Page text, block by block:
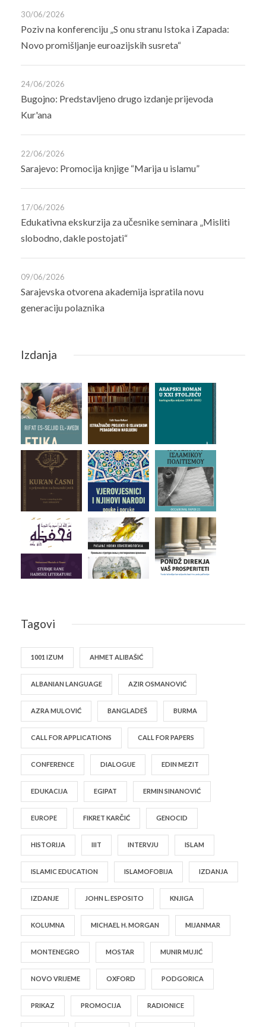
30/06/2026
Poziv na konferenciju „S onu stranu Istoka i Zapada:
Novo promišljanje euroazijskih susreta“
24/06/2026
Bugojno: Predstavljeno drugo izdanje prijevoda
Kur'ana
22/06/2026
Sarajevo: Promocija knjige “Marija u islamu”
17/06/2026
Edukativna ekskurzija za učesnike seminara „Misliti
slobodno, dakle postojati“
09/06/2026
Sarajevska otvorena akademija ispratila novu
generaciju polaznika
Izdanja
Tagovi
1001 IZUM AHMET ALIBAŠIĆ
ALBANIAN LANGUAGE AZIR OSMANOVIĆ
AZRA MULOVIĆ BANGLADEŠ BURMA
CALL FOR APPLICATIONS CALL FOR PAPERS
CONFERENCE DIALOGUE EDIN MEZIT
EDUKACIJA EGIPAT ERMIN SINANOVIĆ
EUROPE FIKRET KARČIĆ GENOCID
HISTORIJA IIIT INTERVJU ISLAM
ISLAMIC EDUCATION ISLAMOFOBIJA IZDANJA
IZDANJE JOHN L. ESPOSITO KNJIGA
KOLUMNA MICHAEL H. MORGAN MIJANMAR
MONTENEGRO MOSTAR MUNIR MUJIĆ
NOVO VRIJEME OXFORD PODGORICA
PRIKAZ PROMOCIJA RADIONICE